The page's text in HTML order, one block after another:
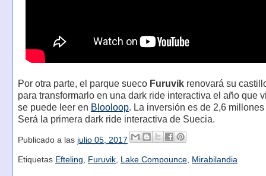
Por otra parte, el parque sueco Furuvikrenovará su
para transformarlo en una dark ride interactiva el año que
se puede leer en Blooloop. La inversión es de 2,6
Será la primera dark ride interactiva de Suecia.
Publicado a las julio 05, 2017
Etiquetas Efteling Furuvik, Lake Compounce, Mirabilandia